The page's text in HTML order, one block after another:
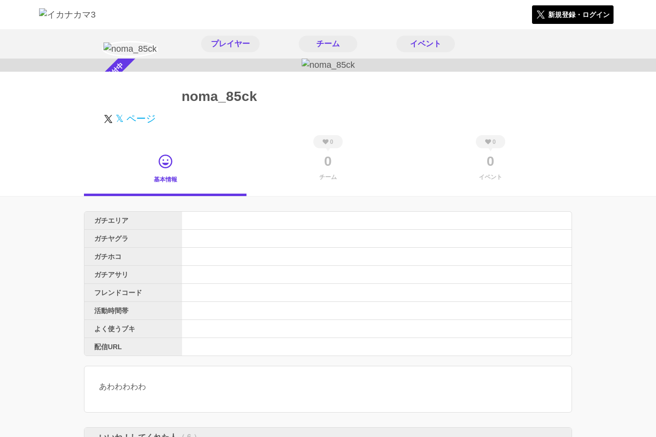
新規登録・ログイン
プレイヤー チーム イベント
スカウト受付中 noma_85ck
𝕏 ページ
基本情報
0
0
チーム
0
0
イベント
ガチエリア
ガチヤグラ
ガチホコ
ガチアサリ
フレンドコード
活動時間帯
よく使うブキ
配信URL
あわわわわわ